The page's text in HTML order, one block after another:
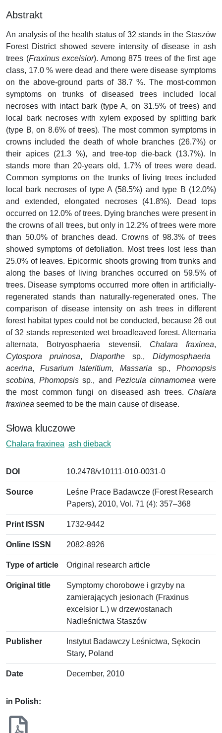
Abstrakt
An analysis of the health status of 32 stands in the Staszów
Forest District showed severe intensity of disease in ash
trees (Fraxinus excelsior). Among 875 trees of the first age
class, 17.0 % were dead and there were disease symptoms
on the above-ground parts of 38.7 %. The most-common
symptoms on trunks of diseased trees included local
necroses with intact bark (type A, on 31.5% of trees) and
local bark necroses with xylem exposed by splitting bark
(type B, on 8.6% of trees). The most common symptoms in
crowns included the death of whole branches (26.7%) or
their apices (21.3 %), and tree-top die-back (13.7%). In
stands more than 20-years old, 1.7% of trees were dead.
Common symptoms on the trunks of living trees included
local bark necroses of type A (58.5%) and type B (12.0%)
and extended, elongated necroses (41.8%). Dead tops
occurred on 12.0% of trees. Dying branches were present in
the crowns of all trees, but only in 12.2% of trees were more
than 50.0% of branches dead. Crowns of 98.3% of trees
showed symptoms of defoliation. Most trees lost less than
25.0% of leaves. Epicormic shoots growing from trunks and
along the bases of living branches occurred on 59.5% of
trees. Disease symptoms occurred more often in artificially-
regenerated stands than naturally-regenerated ones. The
comparison of disease intensity on ash trees in different
forest habitat types could not be conducted, because 26 out
of 32 stands represented wet broadleaved forest. Alternaria
alternata, Botryosphaeria stevensii, Chalara fraxinea,
Cytospora pruinosa, Diaporthesp., Didymosphaeria
acerina, Fusarium lateritium, Massaria sp.,Phomopsis
scobina, Phomopsis sp., and Pezicula cinnamomea were
the most common fungi on diseased ash trees. Chalara
fraxinea seemed to be the main cause of disease.
Słowa kluczowe
Chalara fraxinea ash dieback
DOI 10.2478/v10111-010-0031-0
Source
Leśne Prace Badawcze (Forest Research
Papers), 2010, Vol. 71 (4): 357–368
Print ISSN 1732-9442
Online ISSN 2082-8926
Type of article Original research article
Original title
Symptomy chorobowe i grzyby na
zamierających jesionach (Fraxinus
excelsior L.) w drzewostanach
Nadleśnictwa Staszów
Publisher
Instytut Badawczy Leśnictwa, Sękocin
Stary, Poland
Date December, 2010
in Polish: